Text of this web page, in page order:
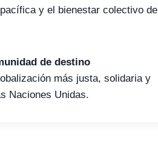
y el bienestar colectivo de
de destino
más justa, solidaria y
Naciones Unidas.